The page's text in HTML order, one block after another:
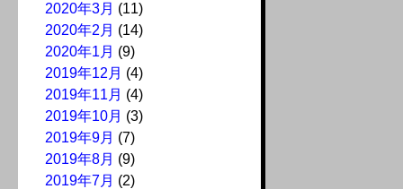
2020年3月 (11)
2020年2月 (14)
2020年1月 (9)
2019年12月 (4)
2019年11月 (4)
2019年10月 (3)
2019年9月 (7)
2019年8月 (9)
2019年7月 (2)